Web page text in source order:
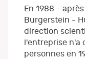
En 1988 -
Burgerstein -
direction
l'entreprise n'a
personnes en